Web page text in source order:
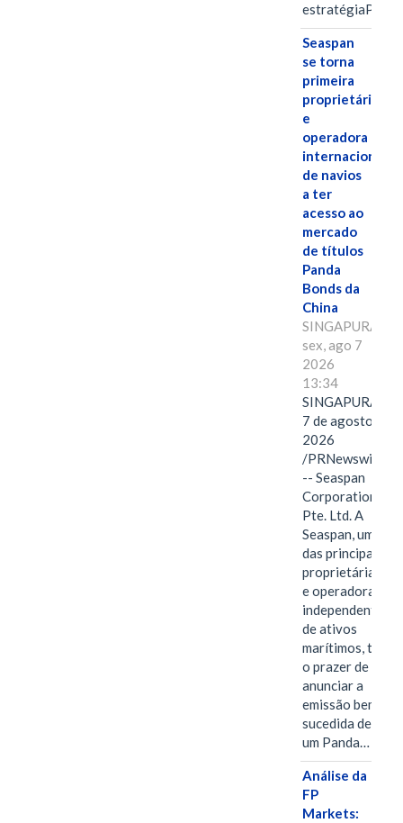
Seaspan
se torna
primeira
proprietária
e
operadora
internacional
de navios
a ter
acesso ao
mercado
de títulos
Panda
Bonds da
China
SINGAPURA,
sex, ago 7
2026
13:34
SINGAPURA,
7 de agosto de
2026
/PRNewswire/
-- Seaspan
Corporation
Pte. Ltd. A
Seaspan, uma
das principais
proprietárias
e operadoras
independentes
de ativos
marítimos, tem
o prazer de
anunciar a
emissão bem-
sucedida de
um Panda…
Análise da
FP
Markets: